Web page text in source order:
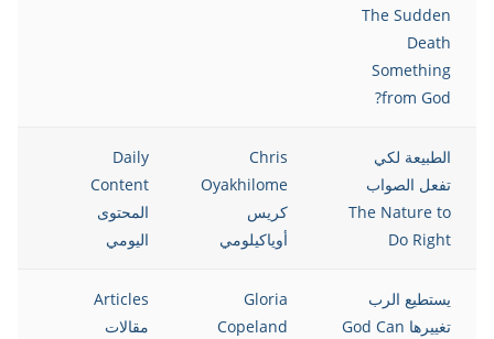
The Sudden
Death
Something
from God?
الطبيعة لكي
تفعل الصواب
The Nature to
Do Right
Chris
Oyakhilome
كريس
أوياكيلومي
Daily
Content
المحتوى
اليومي
يستطيع الرب
تغييرها God Can
Gloria
Copeland
Articles
مقالات